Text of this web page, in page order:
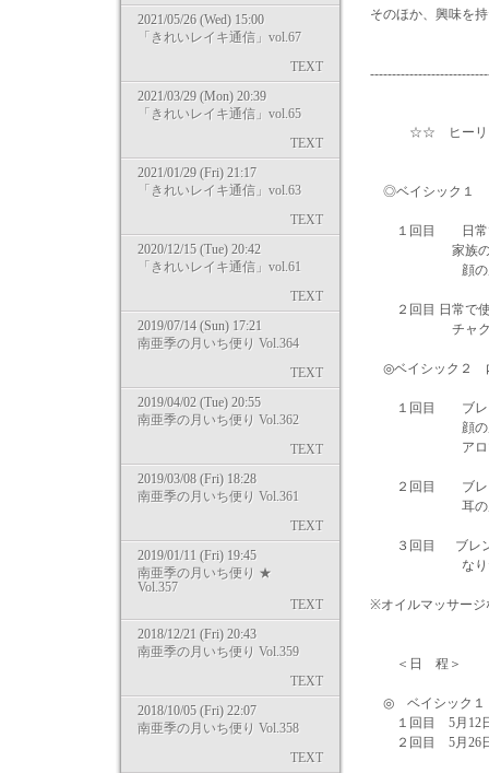
2021/05/26 (Wed) 15:00
「きれいレイキ通信」vol.67
TEXT
2021/03/29 (Mon) 20:39
「きれいレイキ通信」vol.65
TEXT
2021/01/29 (Fri) 21:17
「きれいレイキ通信」vol.63
TEXT
2020/12/15 (Tue) 20:42
「きれいレイキ通信」vol.61
TEXT
2019/07/14 (Sun) 17:21
南亜季の月いち便り Vol.364
TEXT
2019/04/02 (Tue) 20:55
南亜季の月いち便り Vol.362
TEXT
2019/03/08 (Fri) 18:28
南亜季の月いち便り Vol.361
TEXT
2019/01/11 (Fri) 19:45
南亜季の月いち便り ★
Vol.357
TEXT
2018/12/21 (Fri) 20:43
南亜季の月いち便り Vol.359
TEXT
2018/10/05 (Fri) 22:07
南亜季の月いち便り Vol.358
TEXT
そのほか、興味を
☆☆ ヒーリン
◎ベイシック１
１回目 日常で
家族のため
顔の反射区を
２回目 日常で使
チャクラマ
◎ベイシック２
１回目 ブレン
顔の反射区を
アロマを使
２回目 ブレン
耳の反射区
３回目 ブレン
なりたい自分
※オイルマッサージ
＜日 程＞
◎ ベイシック１
１回目 5月12日(
２回目 5月26日(